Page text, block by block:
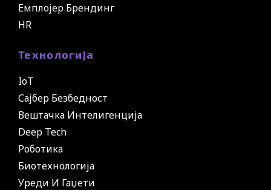
Емплојер Брендинг
HR
Технологија
IoT
Сајбер Безбедност
Вештачка Интелигенција
Deep Tech
Роботика
Биотехнологија
Уреди И Гаџети